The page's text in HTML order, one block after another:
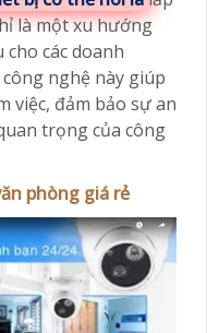
là một xu hướng
các doanh
nghệ này giúp
việc, đảm bảo sự an
trọng của công
phòng giá rẻ